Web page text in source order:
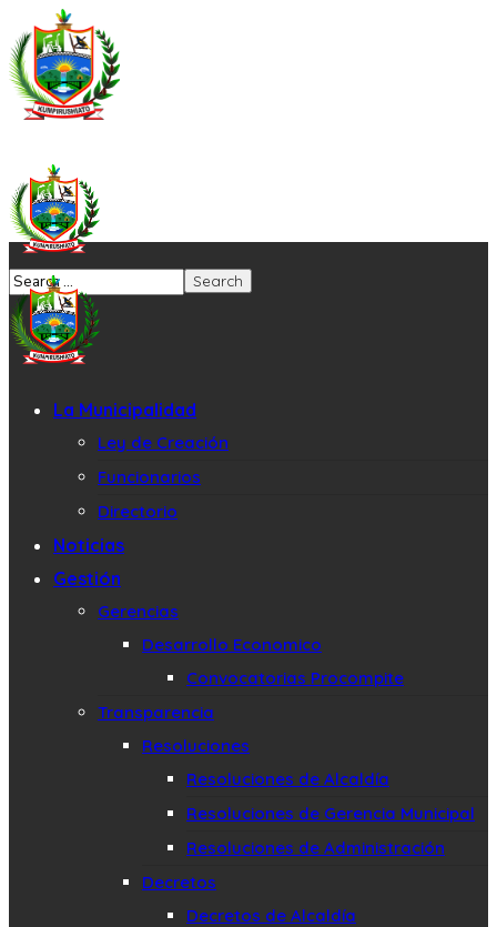
La Municipalidad
Ley de Creación
Funcionarios
Directorio
Noticias
Gestión
Gerencias
Desarrollo Economico
Convocatorias Procompite
Transparencia
Resoluciones
Resoluciones de Alcaldía
Resoluciones de Gerencia Municipal
Resoluciones de Administración
Decretos
Decretos de Alcaldía